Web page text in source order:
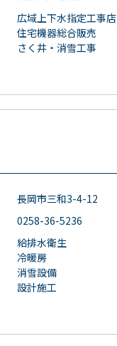
広域上下水指定工事店
住宅機器総合販売
さく井・消雪工事
長岡市三和3-4-12
0258-36-5236
給排水衛生
冷暖房
消雪設備
設計施工